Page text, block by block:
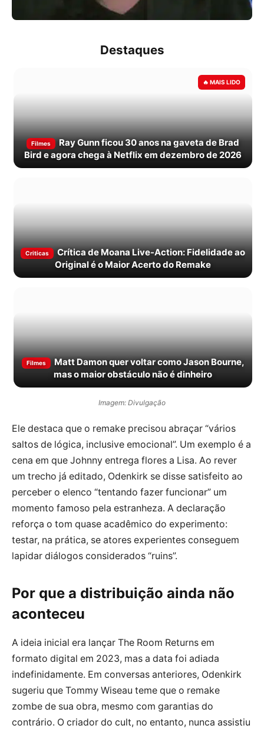
Destaques
Filmes
Ray Gunn ficou 30 anos na gaveta de Brad
Bird e agora chega à Netflix em dezembro de 2026
Criticas
Crítica de Moana Live-Action: Fidelidade ao
Original é o Maior Acerto do Remake
Filmes
Matt Damon quer voltar como Jason Bourne,
mas o maior obstáculo não é dinheiro
Imagem: Divulgação
Ele destaca que o remake precisou abraçar “vários
saltos de lógica, inclusive emocional”. Um exemplo é a
cena em que Johnny entrega flores a Lisa. Ao rever
um trecho já editado, Odenkirk se disse satisfeito ao
perceber o elenco “tentando fazer funcionar” um
momento famoso pela estranheza. A declaração
reforça o tom quase acadêmico do experimento:
testar, na prática, se atores experientes conseguem
lapidar diálogos considerados “ruins”.
Por que a distribuição ainda não
aconteceu
A ideia inicial era lançar The Room Returns em
formato digital em 2023, mas a data foi adiada
indefinidamente. Em conversas anteriores, Odenkirk
sugeriu que Tommy Wiseau teme que o remake
zombe de sua obra, mesmo com garantias do
contrário. O criador do cult, no entanto, nunca assistiu